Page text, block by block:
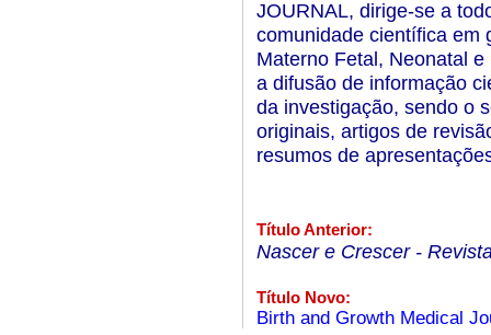
JOURNAL, dirige-se a
comunidade científica em
Materno Fetal, Neonatal
a difusão de informação
da investigação, sendo o
originais, artigos de
resumos de
Título Anterior:
Nascer e Crescer -
Título Novo:
Birth and Growth Medical